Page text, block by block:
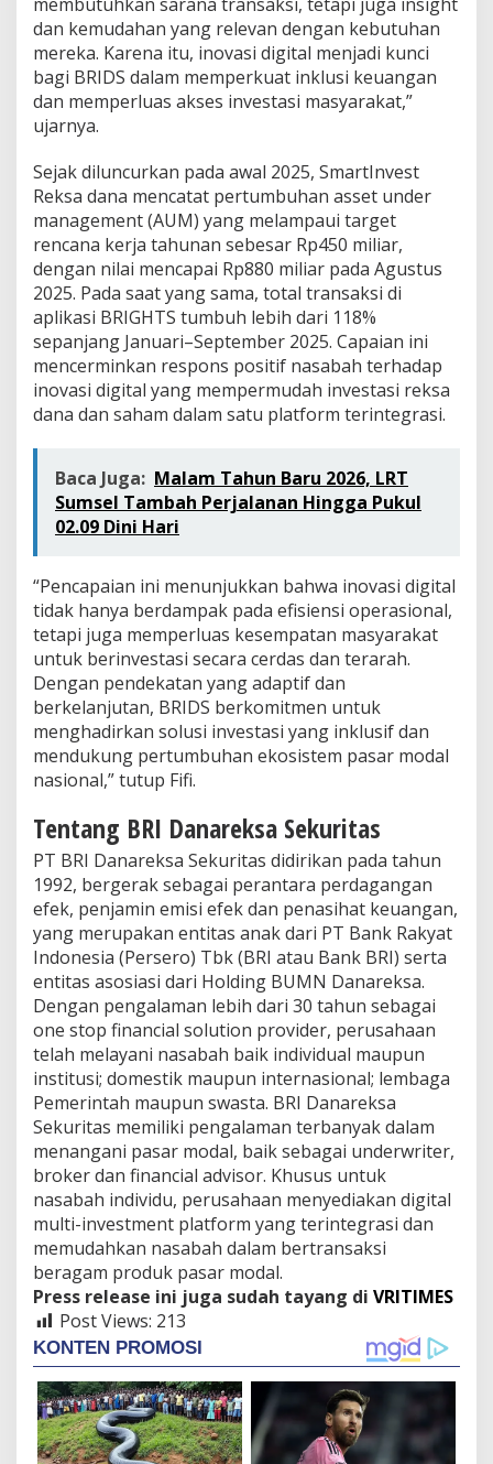
dan kemudahan yang relevan dengan kebutuhan
mereka. Karena itu, inovasi digital menjadi kunci
bagi BRIDS dalam memperkuat inklusi keuangan
dan memperluas akses investasi masyarakat,”
ujarnya.
Sejak diluncurkan pada awal 2025, SmartInvest
Reksa dana mencatat pertumbuhan asset under
management (AUM) yang melampaui target
rencana kerja tahunan sebesar Rp450 miliar,
dengan nilai mencapai Rp880 miliar pada Agustus
2025. Pada saat yang sama, total transaksi di
aplikasi BRIGHTS tumbuh lebih dari 118%
sepanjang Januari–September 2025. Capaian ini
mencerminkan respons positif nasabah terhadap
inovasi digital yang mempermudah investasi reksa
dana dan saham dalam satu platform terintegrasi.
Baca Juga: Malam Tahun Baru 2026, LRT
Sumsel Tambah Perjalanan Hingga Pukul
02.09 Dini Hari
“Pencapaian ini menunjukkan bahwa inovasi digital
tidak hanya berdampak pada efisiensi operasional,
tetapi juga memperluas kesempatan masyarakat
untuk berinvestasi secara cerdas dan terarah.
Dengan pendekatan yang adaptif dan
berkelanjutan, BRIDS berkomitmen untuk
menghadirkan solusi investasi yang inklusif dan
mendukung pertumbuhan ekosistem pasar modal
nasional,” tutup Fifi.
Tentang BRI Danareksa Sekuritas
PT BRI Danareksa Sekuritas didirikan pada tahun
1992, bergerak sebagai perantara perdagangan
efek, penjamin emisi efek dan penasihat keuangan,
yang merupakan entitas anak dari PT Bank Rakyat
Indonesia (Persero) Tbk (BRI atau Bank BRI) serta
entitas asosiasi dari Holding BUMN Danareksa.
Dengan pengalaman lebih dari 30 tahun sebagai
one stop financial solution provider, perusahaan
telah melayani nasabah baik individual maupun
institusi; domestik maupun internasional; lembaga
Pemerintah maupun swasta. BRI Danareksa
Sekuritas memiliki pengalaman terbanyak dalam
menangani pasar modal, baik sebagai underwriter,
broker dan financial advisor. Khusus untuk
nasabah individu, perusahaan menyediakan digital
multi-investment platform yang terintegrasi dan
memudahkan nasabah dalam bertransaksi
beragam produk pasar modal.
Press release ini juga sudah tayang di VRITIMES
Post Views: 213